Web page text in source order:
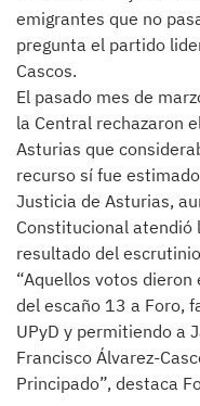
emigrantes que no
pregunta el partido
Cascos.
El pasado mes de
la Central rechazaron
Asturias que
recurso sí fue
Justicia de Asturias,
Constitucional atendió
resultado del
“Aquellos votos dieron
del escaño 13 a Foro,
UPyD y permitiendo a
Francisco Álvarez-
Principado”, destaca